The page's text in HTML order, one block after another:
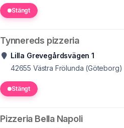
Stängt
Tynnereds pizzeria
Lilla Grevegårdsvägen 1
42655 Västra Frölunda (Göteborg)
Stängt
Pizzeria Bella Napoli